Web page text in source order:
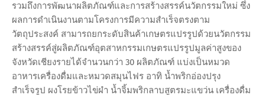
รวมถึงการพัฒนาผลิตภัณฑ์และการสร้างสรรค์นวัตกรรมใหม่ ซึ่ง
ผลการดำเนินงานตามโครงการมีความสำเร็จตรงตาม
วัตถุประสงค์ สามารถยกระดับสินค้าเกษตรแปรรูปด้วยนวัตกรรม
สร้างสรรค์สู่ผลิตภัณฑ์อุตสาหกรรมเกษตรแปรรูปมูลค่าสูงของ
จังหวัดเชียงรายได้จำนวนกว่า 30 ผลิตภัณฑ์ แบ่งเป็นหมวด
อาหารเครื่องดื่มและหมวดสมุนไฟร อาทิ น้ำพริกอ่องปรุง
สำเร็จรูป ผงโรยข้าวไข่ผำ น้ำจิ้มพริกลาบสูตรมะแขว่น เครื่องดื่ม